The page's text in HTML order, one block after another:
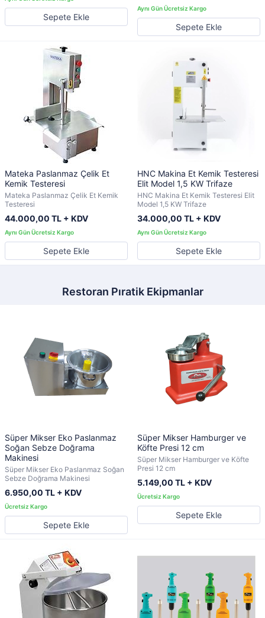
Sepete Ekle
Sepete Ekle
Mateka Paslanmaz Çelik Et
Kemik Testeresi
Mateka Paslanmaz Çelik Et Kemik
Testeresi
44.000,00 TL + KDV
Sepete Ekle
HNC Makina Et Kemik Testeresi
Elit Model 1,5 KW Trifaze
HNC Makina Et Kemik Testeresi Elit
Model 1,5 KW Trifaze
34.000,00 TL + KDV
Sepete Ekle
Restoran Pıratik Ekipmanlar
Süper Mikser Eko Paslanmaz
Soğan Sebze Doğrama
Makinesi
Süper Mikser Eko Paslanmaz Soğan
Sebze Doğrama Makinesi
6.950,00 TL + KDV
Sepete Ekle
Süper Mikser Hamburger ve
Köfte Presi 12 cm
Süper Mikser Hamburger ve Köfte
Presi 12 cm
5.149,00 TL + KDV
Sepete Ekle